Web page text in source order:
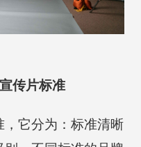
传片标准
，它分为：标准清晰